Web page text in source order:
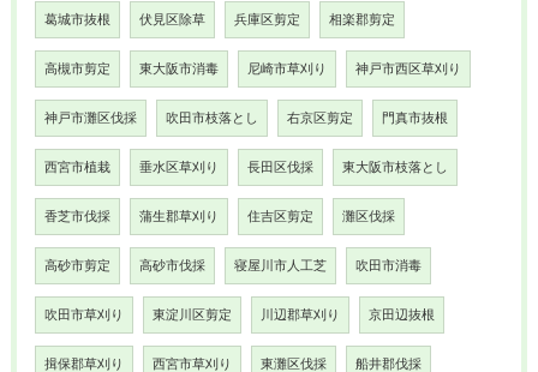
葛城市抜根 伏見区除草 兵庫区剪定 相楽郡剪定
高槻市剪定 東大阪市消毒 尼崎市草刈り 神戸市西区草刈り
神戸市灘区伐採 吹田市枝落とし 右京区剪定 門真市抜根
西宮市植栽 垂水区草刈り 長田区伐採 東大阪市枝落とし
香芝市伐採 蒲生郡草刈り 住吉区剪定 灘区伐採
高砂市剪定 高砂市伐採 寝屋川市人工芝 吹田市消毒
吹田市草刈り 東淀川区剪定 川辺郡草刈り 京田辺抜根
揖保郡草刈り 西宮市草刈り 東灘区伐採 船井郡伐採